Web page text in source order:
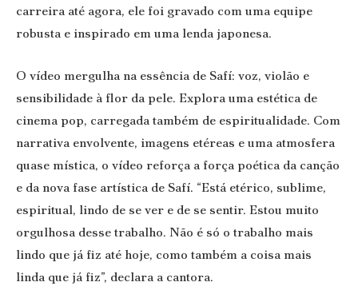
carreira até agora, ele foi gravado com uma equipe
robusta e inspirado em uma lenda japonesa.
O vídeo mergulha na essência de Safí: voz, violão e
sensibilidade à flor da pele. Explora uma estética de
cinema pop, carregada também de espiritualidade. Com
narrativa envolvente, imagens etéreas e uma atmosfera
quase mística, o vídeo reforça a força poética da canção
e da nova fase artística de Safí. “Está etérico, sublime,
espiritual, lindo de se ver e de se sentir. Estou muito
orgulhosa desse trabalho. Não é só o trabalho mais
lindo que já fiz até hoje, como também a coisa mais
linda que já fiz”, declara a cantora.